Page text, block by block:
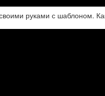
руками с шаблоном.